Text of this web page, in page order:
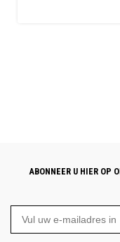
ABONNEER U HIER OP